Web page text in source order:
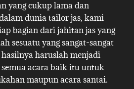
yang cukup lama dan
dunia tailor jas, kami
bagian dari jahitan jas yang
sesuatu yang sangat-sangat
hasilnya haruslah menjadi
acara baik itu untuk
maupun acara santai.